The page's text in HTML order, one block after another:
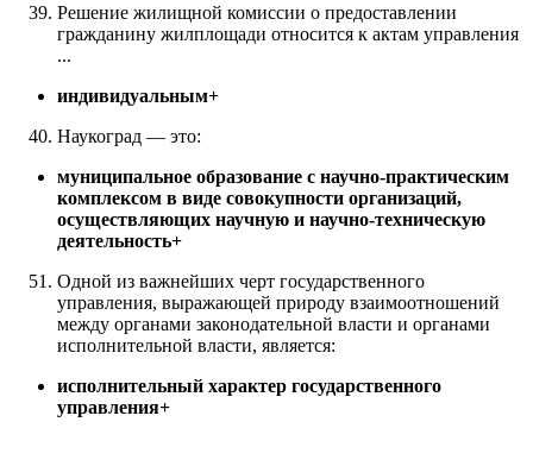
Решение жилищной комиссии о предоставлении
гражданину жилплощади относится к актам управления
...
индивидуальным+
Наукоград — это:
муниципальное образование с научно-практическим
комплексом в виде совокупности организаций,
осуществляющих научную и научно-техническую
деятельность+
Одной из важнейших черт государственного
управления, выражающей природу взаимоотношений
между органами законодательной власти и органами
исполнительной власти, является:
исполнительный характер государственного
управления+